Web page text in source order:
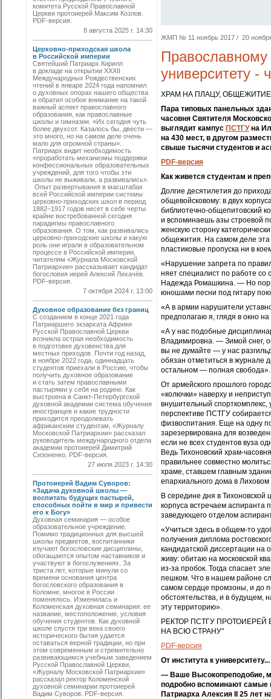
комитета Русской Православной
Церкви протоиерей Максим Козлов.
PDF-версия.
8 августа 2025 г. 14:30
Церковно-приходская школа
в Российской империи
Святейший Патриарх Кирилл
в докладе на открытии XXXII
Международных Рождественских
чтений в январе 2024 года напомнил
о духовных опорах нашего общества
и обратил особое внимание на такой
важный аспект православного
образования, как православные
школы и гимназии. «Их сегодня чуть
более двухсот. Казалось бы, двести —
это много, но на самом деле очень
мало для огромной страны».
Патриарх видит необходимость
«проработать механизмы поддержки
конфессиональных образовательных
учреждений, для того чтобы эти
школы не выживали, а развивались».
Опыт развертывания в масштабах
всей Российской империи системы
церковно-­приходских школ в период
1882–1917 годов несет в себе черты
крайне востребованной сегодня
парадигмы православного
образования. О том, как развивались
церковно-приходские школы и какую
роль они играли в образовательном
процессе в Российской империи,
читателям «Журнала Московской
Патриархии» рассказывает кандидат
богословия иерей Алексий Лихачёв.
PDF-версия.
7 октября 2024 г. 13:00
Духовное образование без границ
С созданием в конце 2021 года
Патриаршего экзархата Африки
Русской Православной Церкви
возникла острая необходимость
в подготовке духовенства для
местных приходов. Почти год назад,
в ноябре 2022 года, одиннадцать
студентов приехали в Россию, чтобы
получить духовное образование
и стать затем православными
пастырями у себя на родине. Как
выстроена в Санкт-Петербургской
духовной академии система обучения
иностранцев и какие трудности
приходится преодолевать
африканским студентам, «Журналу
Московской Патриархии» рассказал
руководитель международного отдела
академии прото­иерей Димитрий
Сизоненко. PDF-версия.
27 июля 2023 г. 14:30
Протоиерей Вадим Суворов:
«Задача духовной школы —
воспитать будущих пастырей,
способных пойти в мир и привести
его к Богу»
Духовная семинария — особое
образовательное учреждение.
Помимо традиционных для высшей
школы предметов, воспитанники
изучают богословские дисциплины,
обогащаются опытом наставников и
участвуют в богослужениях. За
триста лет, которые минули со
времени основания центра
богословского образования в
Коломне, многое в России
поменялось. Изменилась и
Коломенская духовная семинария: ее
название, местоположение, условия
обучения студентов. Как духовной
школе спустя три века своего
исторического бытия удается
оставаться верной традиции, но при
этом современным и стремительно
развивающимся учебным заведением
Русской Православной Церкви,
«Журналу Московской Патриархии»
рассказал ректор Коломенской
духовной семинарии протоиерей
Вадим Суворов. PDF-версия.
ЖМП № 11 ноябрь 2017 / 20 ноября
университету -
ХРАМ НА ПЛАЦУ,
Пара типовых панельных
часовня Святителя
выглядит кампус ПСТГУна
на 430 мест, в другом
свыше тысячи студентов и
PDF-версия
Как живется студентам и
Долгие десятилетия до
общевойсковому: в двух
библиотечно-общепитовский
и вспоминаешь азы строевой
женскую сторону
общежития. На самом деле эта
пластиковые пропуска ни в
«Нарушение запрета по
няет специалист по работе
Надежда Ромашкина. — Но
юношами песни под гитару
«А в армии нарушители
предполагаю я, глядя в окно
«А у нас подобные
Владимировна. — Зимой снег,
вы не думайте — у нас
обязан отметиться в журнале
остальном — полная свобода».
От армейского прошлого
«колючки» наверху и
внушительный
перспективе ПСТГУ
физвоспитания. Еще на одну
зарезервирована для
если не всех студентов вуза
Ведь Тихоновский храм-
правильнее совместно
храме, ставшем главным
епархиального дома в Лиховом
В середине дня в Тихоновской
корпуса встречаем аспиранта
заведующего отделом
«Учиться здесь в общем-то
получения диплома
кандидатской диссертации
живу: обитаю на московской
из-за пробок. Тогда спасает
пешком. Что в нашем районе
самом сердце промзоны, и до
обстоятельства, и в будущем,
эту территорию».
РЕКТОР ПСТГУ
НА ВСЮ СТРАНУ"
PDF-версия
От института к
— Ваше Высокопреподобие,
подробно вспоминают самые
Патриарха Алексия II 25 лет